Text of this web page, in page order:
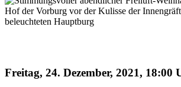
Freitag, 24. Dezember, 2021, 18:00